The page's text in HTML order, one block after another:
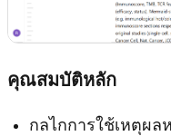
คุณสมบัติหลัก
กลไกการใช้เหตุผ